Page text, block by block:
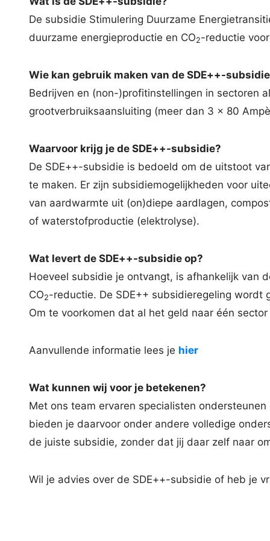
De subsidie Stimulering Duurzame
duurzame energieproductie en CO2-reductie
Wie kan gebruik maken van de SDE++-
Bedrijven en (non-)profitinstellingen in sectoren
grootverbruiksaansluiting (meer dan 3 x 80
Waarvoor krijg je de SDE++-subsidie?
De SDE++-subsidie is bedoeld om de uitstoot
te maken. Er zijn subsidiemogelijkheden voor
van aardwarmte uit (on)diepe aardlagen,
of waterstofproductie (elektrolyse).
Wat levert de SDE++-subsidie op?
Hoeveel subsidie je ontvangt, is afhankelijk van
CO2-reductie. De SDE++ subsidieregeling wordt
Om te voorkomen dat al het geld naar één
Aanvullende informatie lees je hier
Wat kunnen wij voor je betekenen?
Met ons team ervaren specialisten
bieden je daarvoor onder andere volledige
de juiste subsidie, zonder dat jij daar zelf naar
Wil je advies over de SDE++-subsidie of heb je